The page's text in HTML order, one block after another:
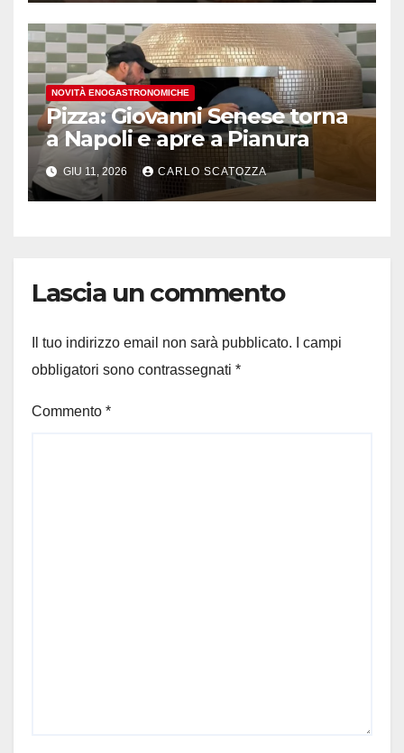
NOVITÀ ENOGASTRONOMICHE
Pizza: Giovanni Senese torna
a Napoli e apre a Pianura
GIU 11, 2026 CARLO SCATOZZA
Lascia un commento
Il tuo indirizzo email non sarà pubblicato.
I campi
obbligatori sono contrassegnati *
Commento *